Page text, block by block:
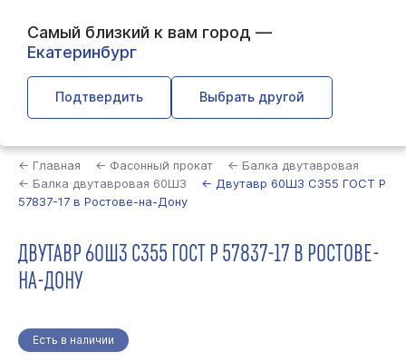
Самый близкий к вам город —
Екатеринбург
Подтвердить Выбрать другой
← Главная ← Фасонный прокат
← Балка двутавровая
← Балка двутавровая 60Ш3
← Двутавр 60Ш3 С355 ГОСТ Р
57837-17 в Ростове-на-Дону
ДВУТАВР 60Ш3 С355 ГОСТ Р 57837-17 В РОСТОВЕ-
НА-ДОНУ
Есть в наличии